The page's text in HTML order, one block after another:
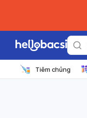
Tiêm chủng